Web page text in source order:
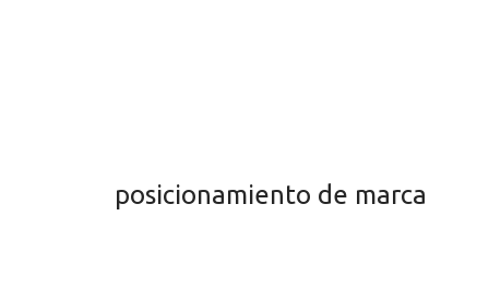
posicionamiento de marca